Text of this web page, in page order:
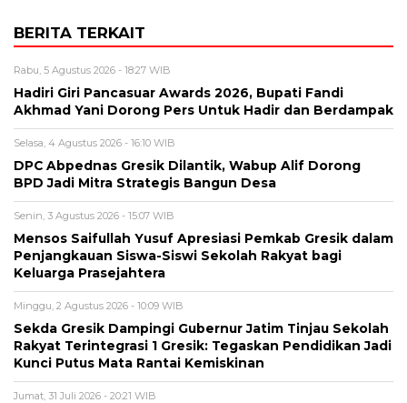
BERITA TERKAIT
Rabu, 5 Agustus 2026 - 18:27 WIB
Hadiri Giri Pancasuar Awards 2026, Bupati Fandi
Akhmad Yani Dorong Pers Untuk Hadir dan Berdampak
Selasa, 4 Agustus 2026 - 16:10 WIB
DPC Abpednas Gresik Dilantik, Wabup Alif Dorong
BPD Jadi Mitra Strategis Bangun Desa
Senin, 3 Agustus 2026 - 15:07 WIB
Mensos Saifullah Yusuf Apresiasi Pemkab Gresik dalam
Penjangkauan Siswa-Siswi Sekolah Rakyat bagi
Keluarga Prasejahtera
Minggu, 2 Agustus 2026 - 10:09 WIB
Sekda Gresik Dampingi Gubernur Jatim Tinjau Sekolah
Rakyat Terintegrasi 1 Gresik: Tegaskan Pendidikan Jadi
Kunci Putus Mata Rantai Kemiskinan
Jumat, 31 Juli 2026 - 20:21 WIB